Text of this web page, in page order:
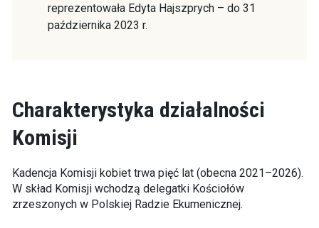
reprezentowała Edyta Hajszprych – do 31
października 2023 r.
Charakterystyka działalności
Komisji
Kadencja Komisji kobiet trwa pięć lat (obecna 2021–2026).
W skład Komisji wchodzą delegatki Kościołów
zrzeszonych w Polskiej Radzie Ekumenicznej.